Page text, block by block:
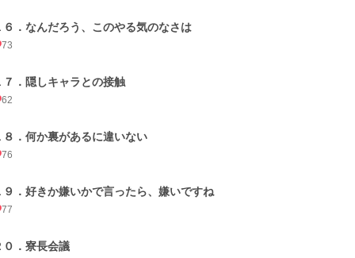
６．なんだろう、このやる気のなさは
73
７．隠しキャラとの接触
62
８．何か裏があるに違いない
76
９．好きか嫌いかで言ったら、嫌いですね
77
０．寮長会議